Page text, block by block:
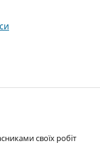
своїх робіт